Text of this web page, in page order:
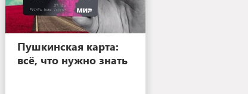
Пушкинская карта:
всё, что нужно знать